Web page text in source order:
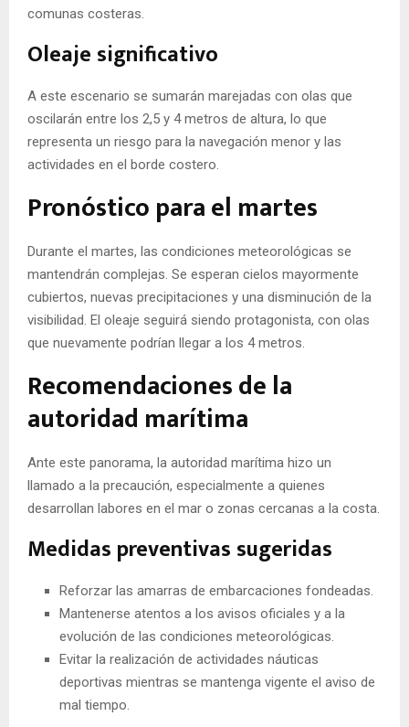
comunas costeras.
Oleaje significativo
A este escenario se sumarán marejadas con olas que
oscilarán entre los 2,5 y 4 metros de altura, lo que
representa un riesgo para la navegación menor y las
actividades en el borde costero.
Pronóstico para el martes
Durante el martes, las condiciones meteorológicas se
mantendrán complejas. Se esperan cielos mayormente
cubiertos, nuevas precipitaciones y una disminución de la
visibilidad. El oleaje seguirá siendo protagonista, con olas
que nuevamente podrían llegar a los 4 metros.
Recomendaciones de la
autoridad marítima
Ante este panorama, la autoridad marítima hizo un
llamado a la precaución, especialmente a quienes
desarrollan labores en el mar o zonas cercanas a la costa.
Medidas preventivas sugeridas
Reforzar las amarras de embarcaciones fondeadas.
Mantenerse atentos a los avisos oficiales y a la
evolución de las condiciones meteorológicas.
Evitar la realización de actividades náuticas
deportivas mientras se mantenga vigente el aviso de
mal tiempo.